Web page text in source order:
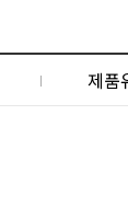
제품